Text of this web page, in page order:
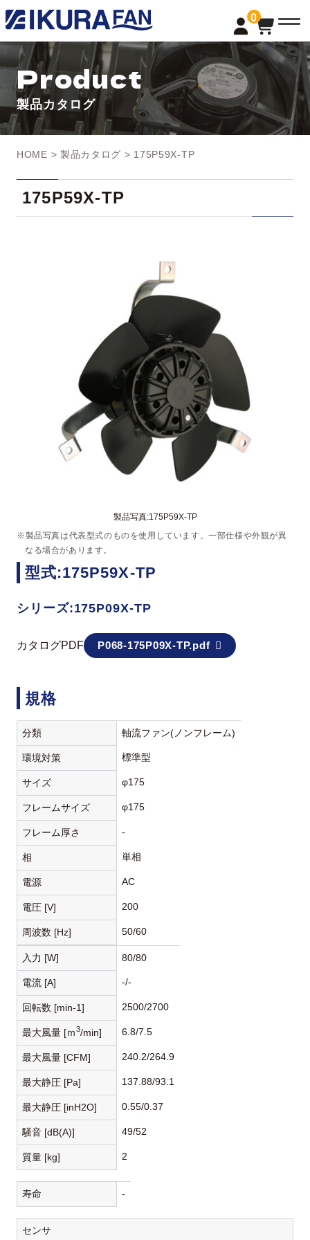
0
t
o
g
l
e
a
v
i
g
a
n
Product
製品カタログ
HOME > 製品カタログ > 175P59X-TP
175P59X-TP
製品写真:175P59X-TP
※製品写真は代表型式のものを使用しています。一部仕様や外観が異
なる場合があります。
型式:175P59X-TP
シリーズ:175P09X-TP
カタログPDF P068-175P09X-TP.pdf
規格
分類 軸流ファン(ノンフレーム)
環境対策 標準型
サイズ φ175
フレームサイズ φ175
フレーム厚さ -
相 単相
電源 AC
電圧 [V] 200
周波数 [Hz] 50/60
入力 [W] 80/80
電流 [A] -/-
回転数 [min-1] 2500/2700
最大風量 [ｍ3/min] 6.8/7.5
最大風量 [CFM] 240.2/264.9
最大静圧 [Pa] 137.88/93.1
最大静圧 [inH2O] 0.55/0.37
騒音 [dB(A)] 49/52
質量 [kg] 2
寿命 -
センサ